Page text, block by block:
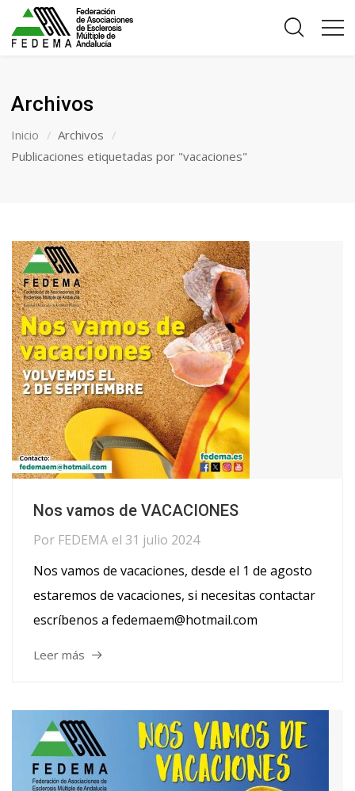
Archivos
Inicio
Archivos
Publicaciones etiquetadas por "vacaciones"
Nos vamos de VACACIONES
Por FEDEMA el 31 julio 2024
Nos vamos de vacaciones, desde el 1 de agosto
estaremos de vacaciones, si necesitas contactar
escríbenos a fedemaem@hotmail.com
Leer más